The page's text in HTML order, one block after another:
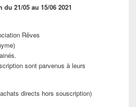
21/05 au 15/06 2021
Rêves
sont parvenus à leurs
directs hors souscription)